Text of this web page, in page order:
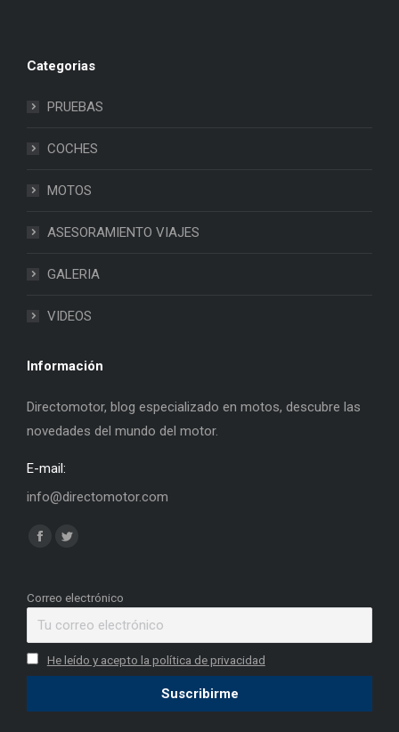
Categorias
PRUEBAS
COCHES
MOTOS
ASESORAMIENTO VIAJES
GALERIA
VIDEOS
Información
Directomotor, blog especializado en motos, descubre las
novedades del mundo del motor.
E-mail:
info@directomotor.com
Find us on:
Facebook
opens
window
Twitter
opens
window
Correo electrónico
He leído y acepto la política de privacidad